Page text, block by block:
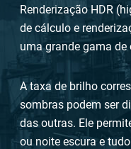
Renderização HDR
de cálculo e
uma grande gama de
A taxa de brilho
sombras podem ser
das outras. Ele
ou noite escura e